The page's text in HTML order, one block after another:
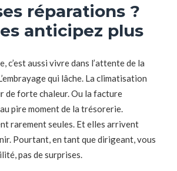
réparations ?
anticipez plus
c’est aussi vivre dans l’attente de la
qui lâche. La climatisation
de forte chaleur. Ou la facture
pire moment de la trésorerie.
rarement seules. Et elles arrivent
Pourtant, en tant que dirigeant, vous
pas de surprises.